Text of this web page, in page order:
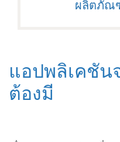
ผลิตภัณ
แอปพลิเคชัน
ต้องมี